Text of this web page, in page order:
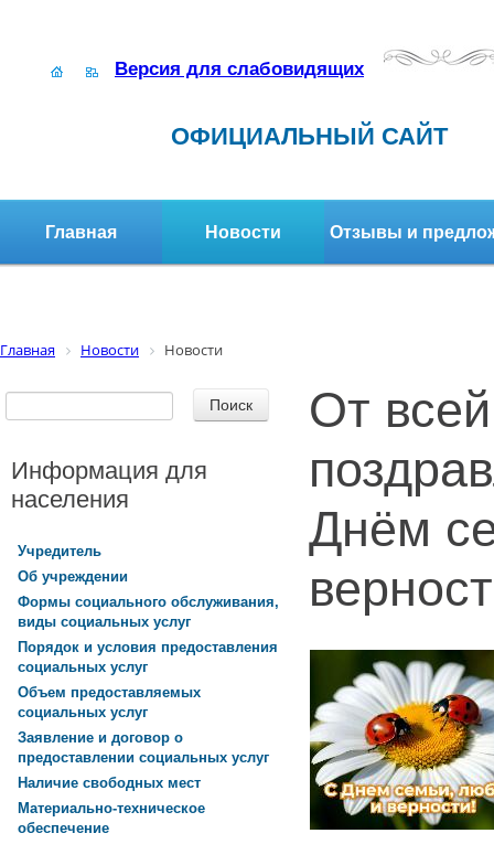
Версия для слабовидящих
ОФИЦИАЛЬНЫЙ САЙТ
Главная Новости Отзывы и
Главная Новости Новости
От
Днём
Информация для
населения
Учредитель
Об учреждении
Формы социального обслуживания,
виды социальных услуг
Порядок и условия предоставления
социальных услуг
Объем предоставляемых
социальных услуг
Заявление и договор о
предоставлении социальных услуг
Наличие свободных мест
Материально-техническое
обеспечение